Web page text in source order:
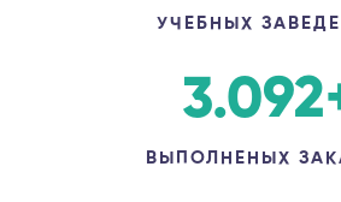
УЧЕБНЫХ
3.092
ВЫПОЛНЕНЫХ